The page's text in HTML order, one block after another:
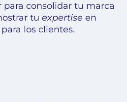
para consolidar tu marca
tu expertise en
los clientes.